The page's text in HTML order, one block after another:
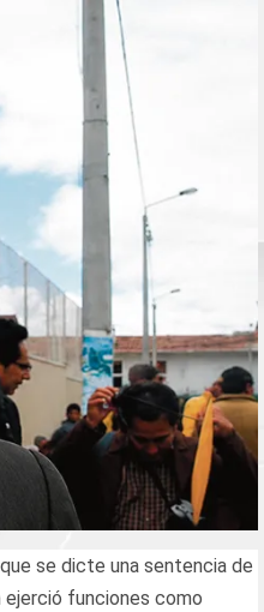
se dicte una sentencia de
ejerció funciones como